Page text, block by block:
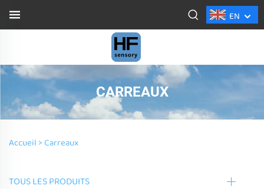
EN
CARREAUX
Accueil >Carreaux
TOUS LES PRODUITS